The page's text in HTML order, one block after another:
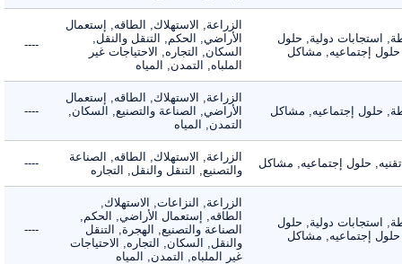
استجابات دولية, حلول
إجتماعيه, مشاكل
الزراعة, الاستهلاك, الطاقه, إستعمال
الأراضي, الحكم, التنقل والنقل,
السكان, التجاره, الاحتياجات غير
الملباه, التمدن, المياه
----
حلول إجتماعيه, مشاكل
الزراعة, الاستهلاك, الطاقه, إستعمال
الأراضي, الصناعة والتصنيع, السكان,
التمدن, المياه
----
حلول إجتماعيه, مشاكل
الزراعة, الاستهلاك, الطاقه, الصناعة
والتصنيع, التنقل والنقل, التجاره
----
استجابات دولية, حلول
إجتماعيه, مشاكل
الزراعة, النزاعات, الاستهلاك,
الطاقه, إستعمال الأراضي, الحكم,
الصناعة والتصنيع, الهجرة, التنقل
والنقل, السكان, التجاره, الاحتياجات
غير الملباه, التمدن, المياه
----